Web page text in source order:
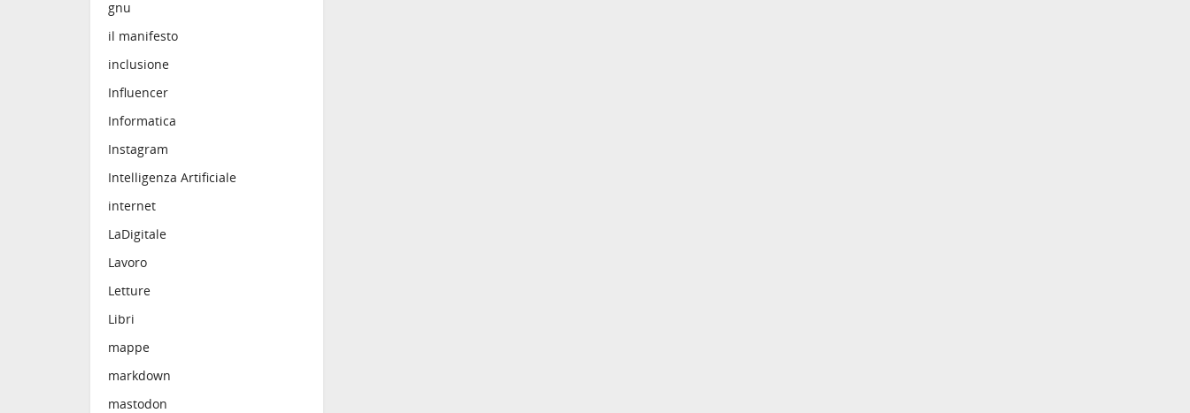
gnu
il manifesto
inclusione
Influencer
Informatica
Instagram
Intelligenza Artificiale
internet
LaDigitale
Lavoro
Letture
Libri
mappe
markdown
mastodon